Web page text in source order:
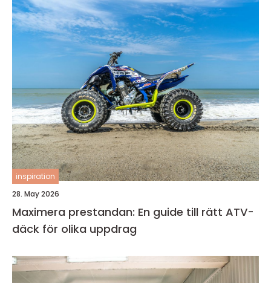
inspiration
28. May 2026
Maximera prestandan: En guide till rätt ATV-
däck för olika uppdrag